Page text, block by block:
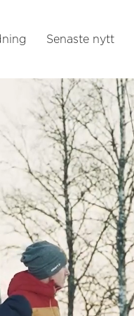
Senaste nytt